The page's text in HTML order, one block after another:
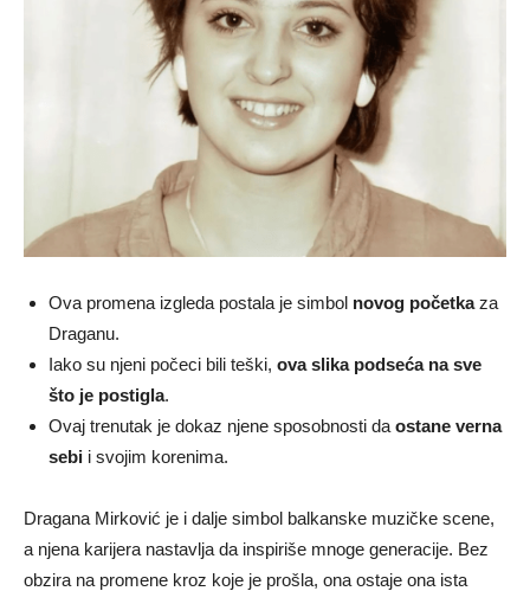
Ova promena izgleda postala je simbol novog početkaza
Draganu.
Iako su njeni počeci bili teški, ova slika podseća na sve
što je postigla.
Ovaj trenutak je dokaz njene sposobnosti da ostane verna
sebi i svojim korenima.
Dragana Mirković je i dalje simbol balkanske muzičke scene,
a njena karijera nastavlja da inspiriše mnoge generacije. Bez
obzira na promene kroz koje je prošla, ona ostaje ona ista